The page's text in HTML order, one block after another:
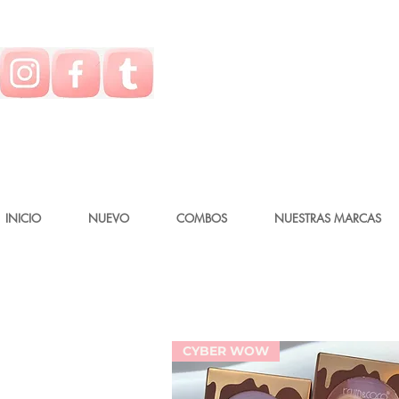
INICIO NUEVO COMBOS NUESTRAS MARCAS
CYBER WOW